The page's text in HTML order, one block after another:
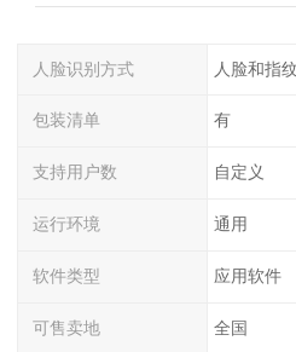
人脸识别方式 人脸和指
包装清单 有
支持用户数 自定义
运行环境 通用
软件类型 应用软件
可售卖地 全国